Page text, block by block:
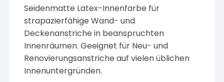
Seidenmatte Latex-Innenfarbe für
strapazierfähige Wand- und
Deckenanstriche in beanspruchten
Innenräumen. Geeignet für Neu- und
Renovierungsanstriche auf vielen üblichen
Innenuntergründen.